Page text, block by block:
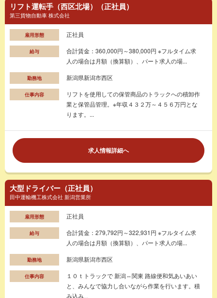
リフト運転手（西区北場）（正社員）
第三貨物自動車 株式会社
雇用形態 正社員
給与
合計賃金：360,000円～380,000円 ※フルタイム求
人の場合は月額（換算額）、パート求人の場...
勤務地 新潟県新潟市西区
仕事内容
リフトを使用しての保管商品のトラックへの積卸作
業と保管品管理。※年収４３２万～４５６万円とな
ります。...
求人情報詳細へ
大型ドライバー（正社員）
田中運輸機工株式会社 新潟営業所
雇用形態 正社員
給与
合計賃金：279,792円～322,931円 ※フルタイム求
人の場合は月額（換算額）、パート求人の場...
勤務地 新潟県新潟市西区
仕事内容
１０ｔトラックで 新潟⇔関東 路線便和気あいあい
と、みんなで協力し合いながら作業を行います。積
み込み...